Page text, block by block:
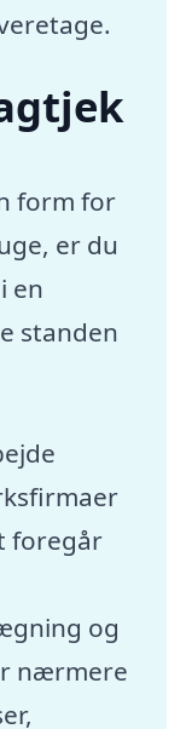
form for
er du
en
standen
foregår
og
nærmere